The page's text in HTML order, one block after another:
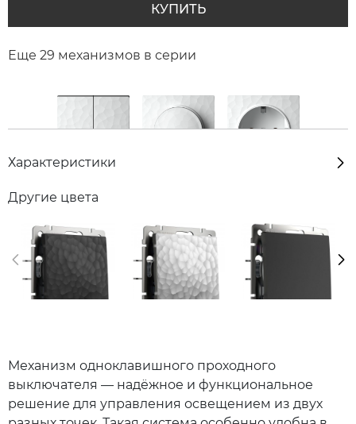
КУПИТЬ
Еще 29 механизмов в серии
Характеристики
Другие цвета
Механизм одноклавишного проходного
выключателя — надёжное и функциональное
решение для управления освещением из двух